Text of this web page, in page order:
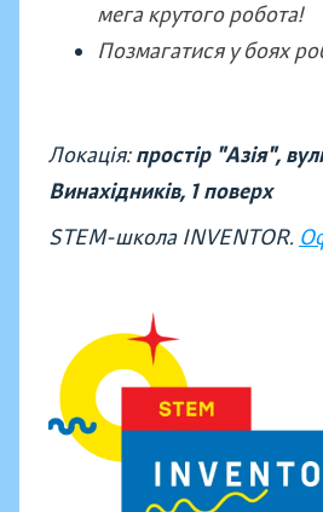
мега крутого робота!
Позмагатися у боях
Локація:простір "Азія",
Винахідників, 1 поверх
STEM-школа INVENTOR.